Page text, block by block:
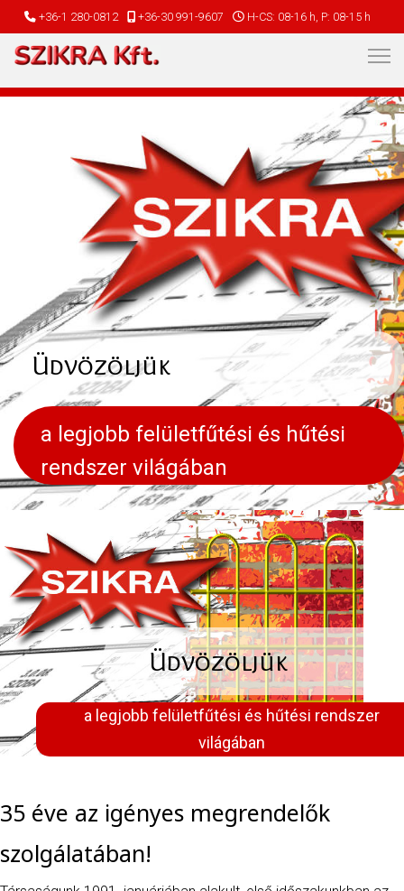
+36-1 280-0812 +36-30 991-9607 H-CS: 08-16 h, P: 08-15 h
Üdvözöljük
a legjobb felületfűtési és hűtési
rendszer világában
Üdvözöljük
a legjobb felületfűtési és hűtési rendszer
világában
35 éve az igényes megrendelők
szolgálatában!